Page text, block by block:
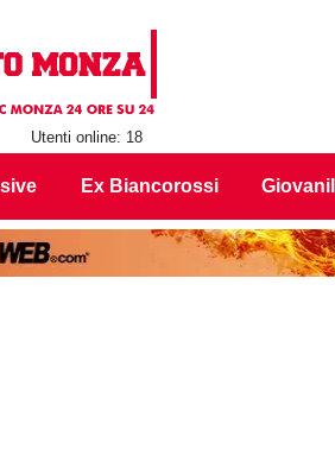
Utenti online: 18
Ex Biancorossi